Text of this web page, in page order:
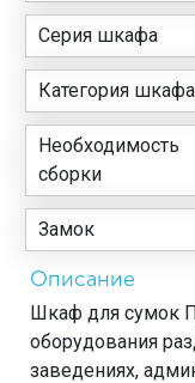
Серия шкафа
Категория шкафа
Необходимость
сборки
Замок
Описание
Шкаф для сумок
оборудования
заведениях,